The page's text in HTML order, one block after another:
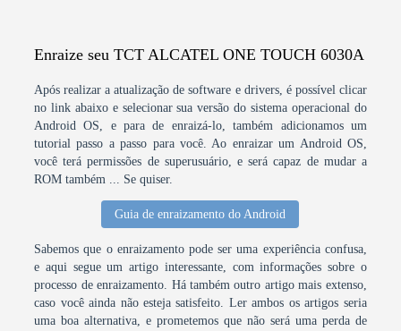
Enraize seu TCT ALCATEL ONE TOUCH 6030A
Após realizar a atualização de software e drivers, é possível clicar
no link abaixo e selecionar sua versão do sistema operacional do
Android OS, e para de enraizá-lo, também adicionamos um
tutorial passo a passo para você. Ao enraizar um Android OS,
você terá permissões de superusuário, e será capaz de mudar a
ROM também ... Se quiser.
Guia de enraizamento do Android
Sabemos que o enraizamento pode ser uma experiência confusa,
e aqui segue um artigo interessante, com informações sobre o
processo de enraizamento. Há também outro artigo mais extenso,
caso você ainda não esteja satisfeito. Ler ambos os artigos seria
uma boa alternativa, e prometemos que não será uma perda de